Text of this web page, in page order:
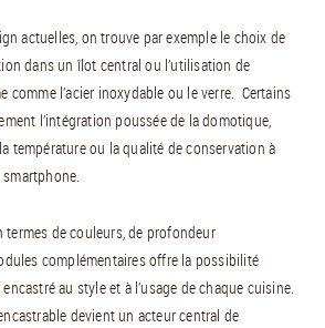
actuelles, on trouve par exemple le choix de
dans un îlot central ou l’utilisation de
comme l’acier inoxydable ou le verre. Certains
l’intégration poussée de la domotique,
température ou la qualité de conservation à
termes de couleurs, de profondeur
complémentaires offre la possibilité
au style et à l’usage de chaque cuisine.
devient un acteur central de